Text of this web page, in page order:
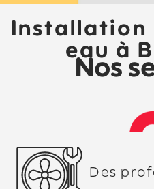
Installation
eau à
Nos
Des